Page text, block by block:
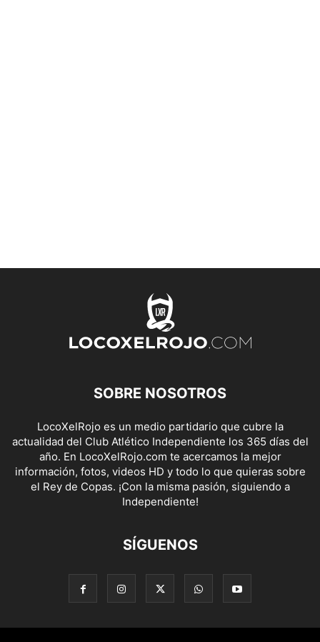
SOBRE NOSOTROS
LocoXelRojo es un medio partidario que cubre la
actualidad del Club Atlético Independiente los 365 días del
año. En LocoXelRojo.com te acercamos la mejor
información, fotos, videos HD y todo lo que quieras sobre
el Rey de Copas. ¡Con la misma pasión, siguiendo a
Independiente!
SÍGUENOS